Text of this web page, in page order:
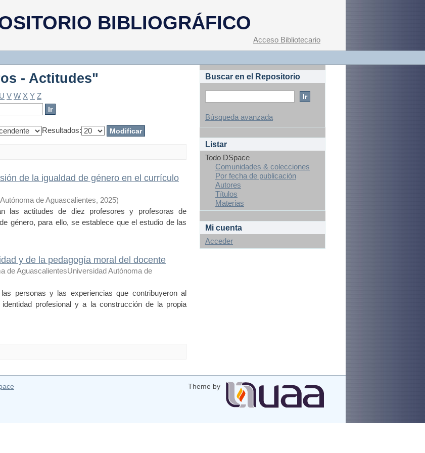
BIBLIOGRÁFICO
- Actitudes"
Acceso Bibliotecario
- Actitudes"
U V W X Y Z
Resultados:
de la igualdad de género en el currículo
de Aguascalientes, 2025)
las actitudes de diez profesores y profesoras de
género, para ello, se establece que el estudio de las
y de la pedagogía moral del docente
de AguascalientesUniversidad Autónoma de
personas y las experiencias que contribuyeron al
profesional y a la construcción de la propia
Buscar en el Repositorio
Búsqueda avanzada
Listar
Todo DSpace
Comunidades & colecciones
Por fecha de publicación
Autores
Títulos
Materias
Mi cuenta
Acceder
Theme by